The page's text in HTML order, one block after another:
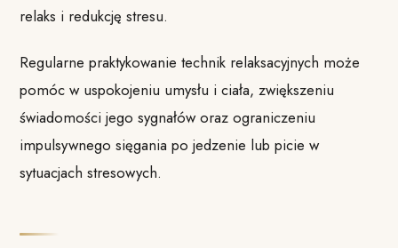
relaks i redukcję stresu.
Regularne praktykowanie technik relaksacyjnych może
pomóc w uspokojeniu umysłu i ciała, zwiększeniu
świadomości jego sygnałów oraz ograniczeniu
impulsywnego sięgania po jedzenie lub picie w
sytuacjach stresowych.